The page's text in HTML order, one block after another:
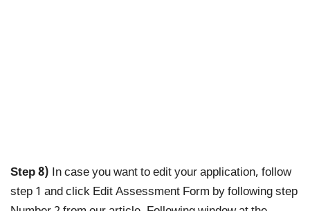
Step 8) In case you want to edit your application, follow
step 1 and click Edit Assessment Form by following step